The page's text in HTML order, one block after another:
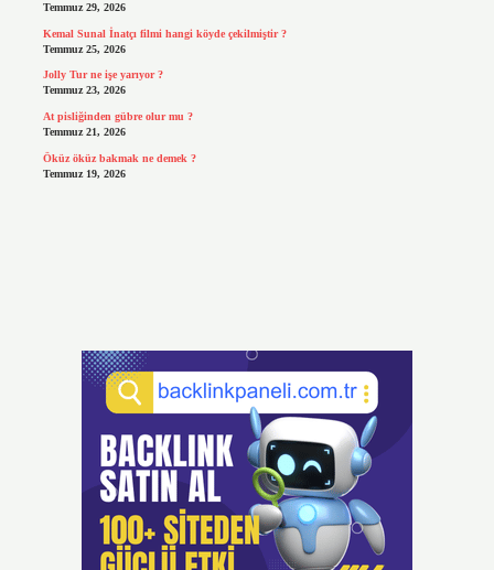
Temmuz 29, 2026
Kemal Sunal İnatçı filmi hangi köyde çekilmiştir ?
Temmuz 25, 2026
Jolly Tur ne işe yarıyor ?
Temmuz 23, 2026
At pisliğinden gübre olur mu ?
Temmuz 21, 2026
Öküz öküz bakmak ne demek ?
Temmuz 19, 2026